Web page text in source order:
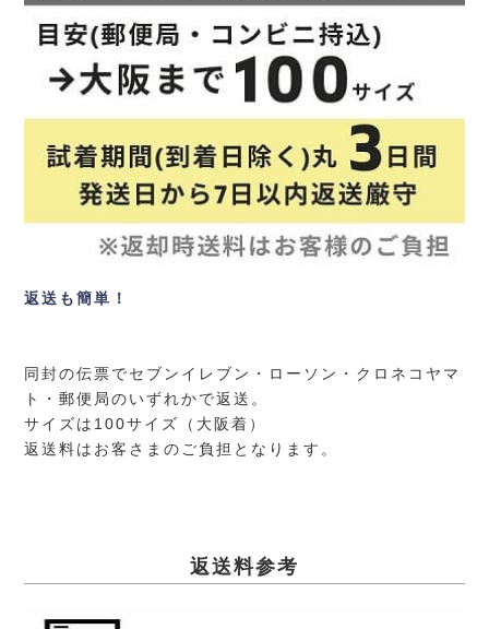
返送も簡単！
同封の伝票でセブンイレブン・ローソン・クロネコヤマ
ト・郵便局のいずれかで返送。
サイズは100サイズ（大阪着）
返送料はお客さまのご負担となります。
返送料参考